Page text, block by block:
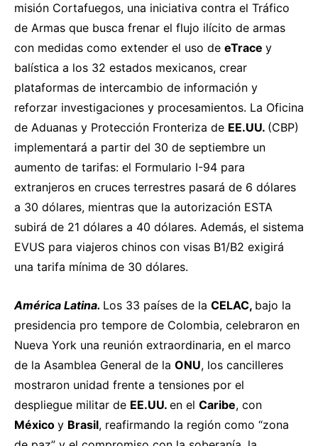
misión Cortafuegos, una iniciativa contra el Tráfico
de Armas que busca frenar el flujo ilícito de armas
con medidas como extender el uso de eTrace y
balística a los 32 estados mexicanos, crear
plataformas de intercambio de información y
reforzar investigaciones y procesamientos. La Oficina
de Aduanas y Protección Fronteriza de EE.UU. (CBP)
implementará a partir del 30 de septiembre un
aumento de tarifas: el Formulario I-94 para
extranjeros en cruces terrestres pasará de 6 dólares
a 30 dólares, mientras que la autorización ESTA
subirá de 21 dólares a 40 dólares. Además, el sistema
EVUS para viajeros chinos con visas B1/B2 exigirá
una tarifa mínima de 30 dólares.
América Latina. Los 33 países de la CELAC, bajo la
presidencia pro tempore de Colombia, celebraron en
Nueva York una reunión extraordinaria, en el marco
de la Asamblea General de la ONU, los cancilleres
mostraron unidad frente a tensiones por el
despliegue militar de EE.UU. en el Caribe, con
México y Brasil, reafirmando la región como “zona